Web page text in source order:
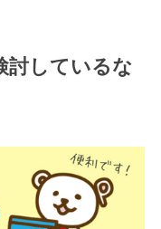
討しているな